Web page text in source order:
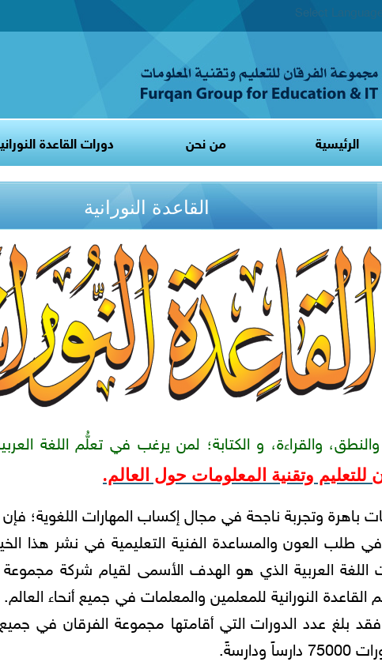
Select Language
دورات القاعدة من نحن الرئيسية
القاعدة النورانية
والقراءة، و الكتابة؛ لمن يرغب في تعلُّم اللغة العربية
وتقنية المعلومات حول العالم.
باهرة وتجربة ناجحة في مجال إكساب المهارات اللغوية؛ فإن
طلب العون والمساعدة الفنية التعليمية في نشر هذا
العربية الذي هو الهدف الأسمى لقيام شركة مجموعة
النورانية للمعلمين والمعلمات في جميع أنحاء